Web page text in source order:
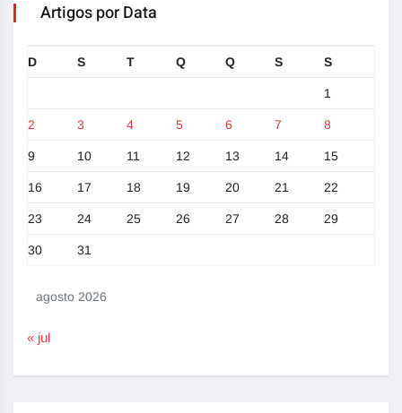
Artigos por Data
agosto 2026
D S T Q Q S S
1
2 3 4 5 6 7 8
9 10 11 12 13 14 15
16 17 18 19 20 21 22
23 24 25 26 27 28 29
30 31
« jul